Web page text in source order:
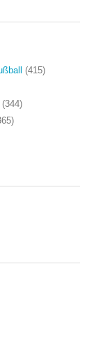
(415)
(344)